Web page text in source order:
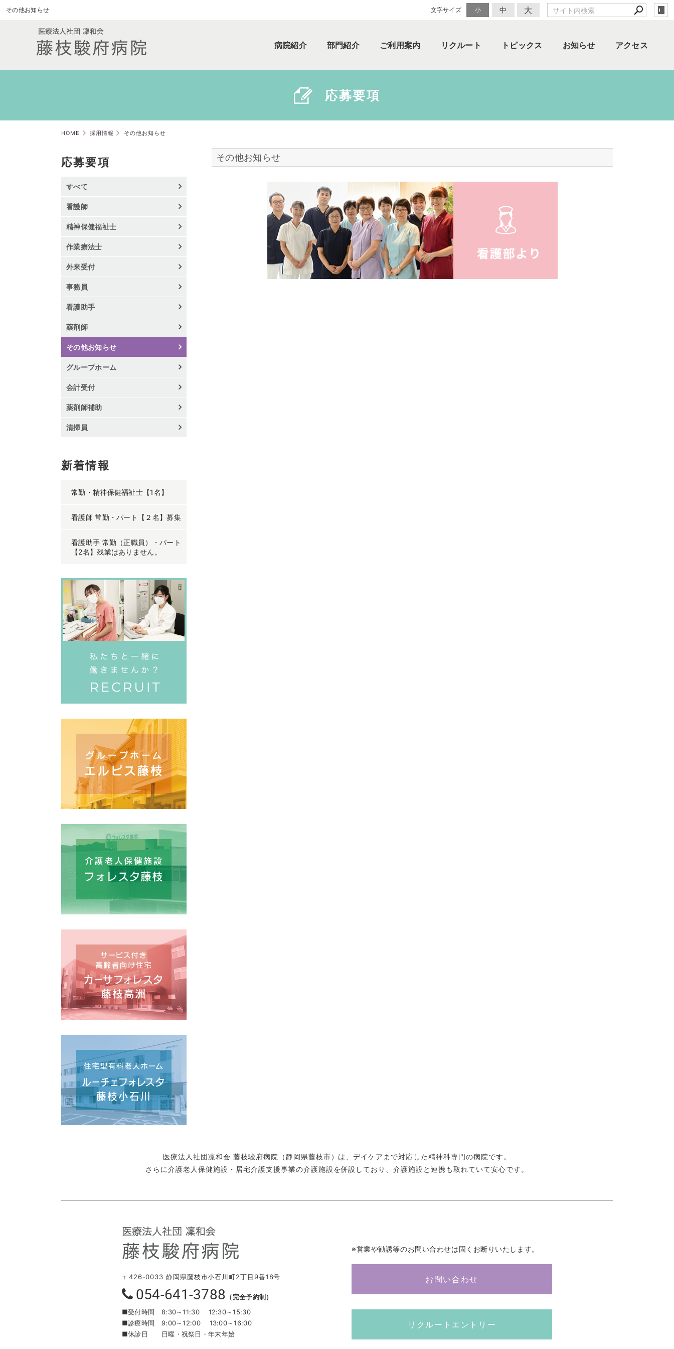
その他お知らせ 文字サイズ 小 中 大
病院紹介 部門紹介 ご利用案内 リクルート トピックス お知らせ アクセス
応募要項
HOME 採用情報 その他お知らせ
その他お知らせ
応募要項
すべて
看護師
精神保健福祉士
作業療法士
外来受付
事務員
看護助手
薬剤師
その他お知らせ
グループホーム
会計受付
薬剤師補助
清掃員
新着情報
常勤・精神保健福祉士【1名】
看護師 常勤・パート【２名】募集
看護助手 常勤（正職員）・パート
【2名】残業はありません。
医療法人社団凛和会 藤枝駿府病院（静岡県藤枝市）は、デイケアまで対応した精神科専門の病院です。
さらに介護老人保健施設・居宅介護支援事業の介護施設を併設しており、介護施設と連携も取れていて安心です。
〒426-0033 静岡県藤枝市小石川町2丁目9番18号
054-641-3788 （完全予約制）
■受付時間
8:30～11:30 12:30～15:30
■診療時間
9:00～12:00 13:00～16:00
■休診日
日曜・祝祭日・年末年始
※営業や勧誘等のお問い合わせは固くお断りいたします。
お問い合わせ
リクルートエントリー